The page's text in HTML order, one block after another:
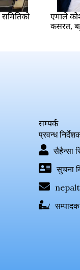
समितिको
एमाले
कसरत,
सम्पर्क
प्रवन्ध
सैहैन्सा
सुचना